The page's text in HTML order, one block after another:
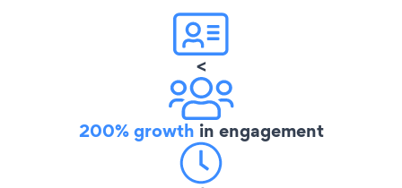
<
200% growth in engagement